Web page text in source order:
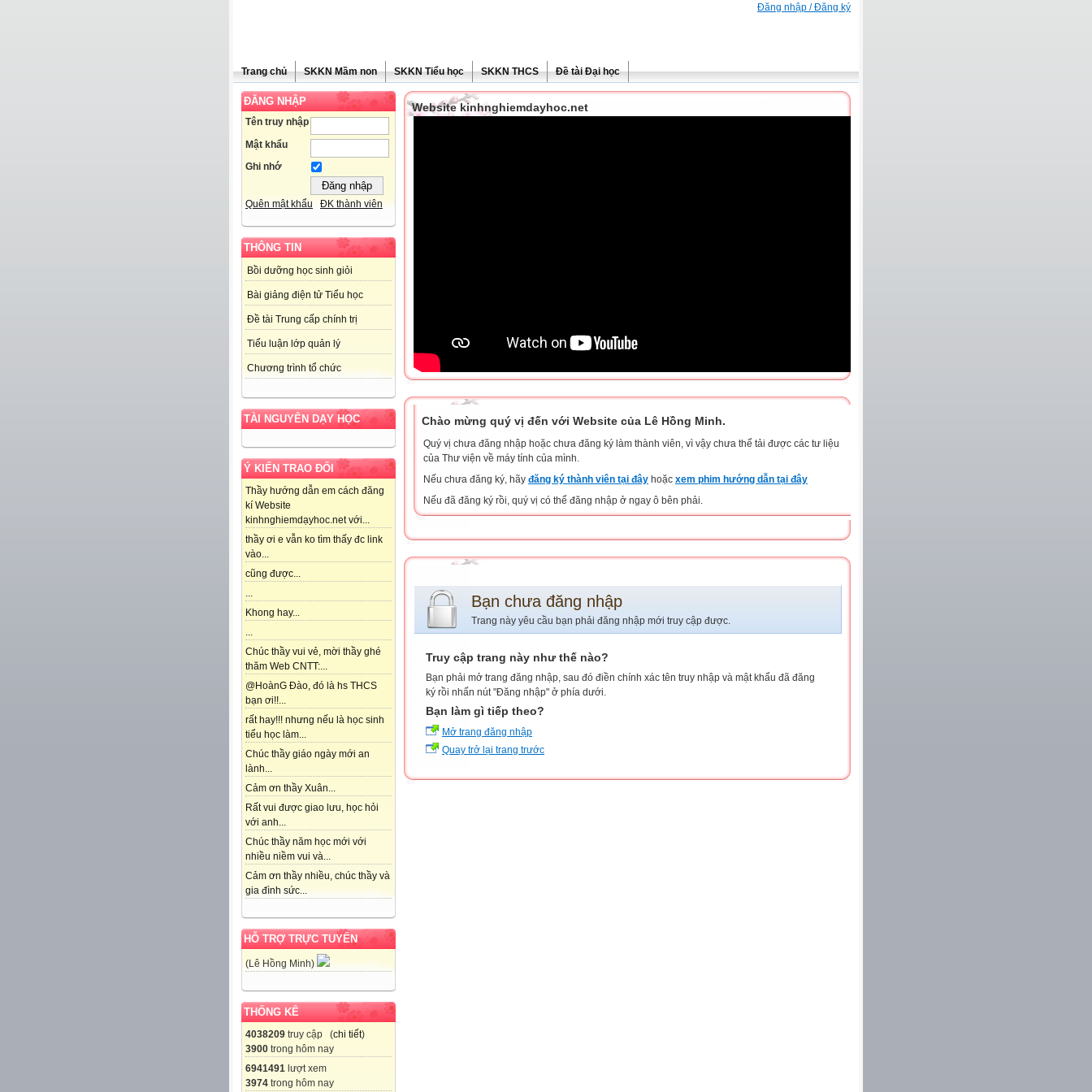
Đăng nhập / Đăng ký
Trang chủ SKKN Mầm non SKKN Tiểu học SKKN THCS Đề tài Đại học
ĐĂNG NHẬP
Tên truy nhập
Mật khẩu
Ghi nhớ
Quên mật khẩu ĐK thành viên
THÔNG TIN
Bồi dưỡng học sinh giỏi
Bài giảng điện tử Tiểu học
Đề tài Trung cấp chính trị
Tiểu luận lớp quản lý
Chương trình tổ chức
TÀI NGUYÊN DẠY HỌC
Ý KIẾN TRAO ĐỔI
Thầy hướng dẫn em cách đăng
kí Website
kinhnghiemdạyhoc.net với...
thầy ơi e vẫn ko tìm thấy đc link
vào...
cũng được...
...
Khong hay...
...
Chúc thầy vui vẻ, mời thầy ghé
thăm Web CNTT:...
@HoànG Đào, đó là hs THCS
bạn ơi!!...
rất hay!!! nhưng nếu là học sinh
tiểu học làm...
Chúc thầy giáo ngày mới an
lành...
Cảm ơn thầy Xuân...
Rất vui được giao lưu, học hỏi
với anh...
Chúc thầy năm học mới với
nhiều niềm vui và...
Cảm ơn thầy nhiều, chúc thầy và
gia đình sức...
HỖ TRỢ TRỰC TUYẾN
(Lê Hồng Minh)
THỐNG KÊ
4038209 truy cập (chi tiết)
3900 trong hôm nay
6941491 lượt xem
3974 trong hôm nay
Website kinhnghiemdayhoc.net
Chào mừng quý vị đến với Website của Lê Hồng Minh.
Quý vị chưa đăng nhập hoặc chưa đăng ký làm thành viên, vì vậy chưa thể tải được các tư liệu
của Thư viện về máy tính của mình.
Nếu chưa đăng ký, hãy đăng ký thành viên tại đây hoặc xem phim hướng dẫn tại đây
Nếu đã đăng ký rồi, quý vị có thể đăng nhập ở ngay ô bên phải.
Bạn chưa đăng nhập
Trang này yêu cầu bạn phải đăng nhập mới truy cập được.
Truy cập trang này như thế nào?
Bạn phải mở trang đăng nhập, sau đó điền chính xác tên truy nhập và mật khẩu đã đăng
ký rồi nhấn nút "Đăng nhập" ở phía dưới.
Bạn làm gì tiếp theo?
Mở trang đăng nhập
Quay trở lại trang trước